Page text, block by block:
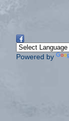
Powered by